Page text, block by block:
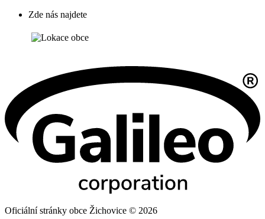
Zde nás najdete
Oficiální stránky obce Žichovice © 2026